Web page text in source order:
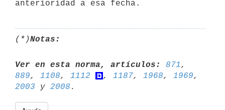
(*)Notas:
Ver en esta norma, artículos: 871
889, 1108, 1112 , 1187, 1968, 1969,
2003 y 2008